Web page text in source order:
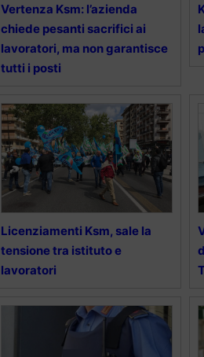
Vertenza Ksm: l’azienda
chiede pesanti sacrifici ai
lavoratori, ma non garantisce
tutti i posti
Licenziamenti Ksm, sale la
tensione tra istituto e
lavoratori